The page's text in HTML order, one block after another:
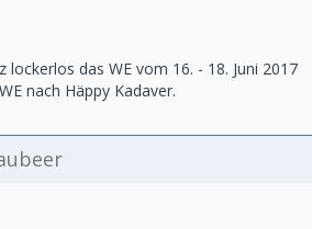
lockerlos das WE vom 16. - 18. Juni 2017
nach Häppy Kadaver.